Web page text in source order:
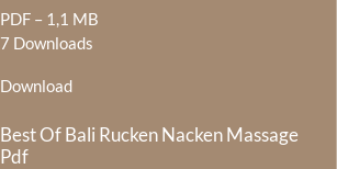
PDF – 1,1 MB
7 Downloads
Download
Best Of Bali Rucken Nacken Massage
Pdf